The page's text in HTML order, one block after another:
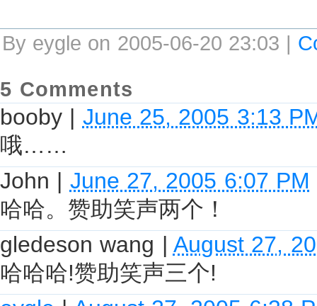
By eygle on 2005-06-20 23:03 |
5 Comments
booby | June 25, 2005 3:13
哦……
John | June 27, 2005 6:07 PM
哈哈。赞助笑声两个！
gledeson wang | August 27,
哈哈哈!赞助笑声三个!